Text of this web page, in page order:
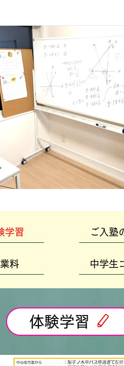
高校生
秋期講習 冬期講習
学習
料
ご入塾
中学生
体験学習